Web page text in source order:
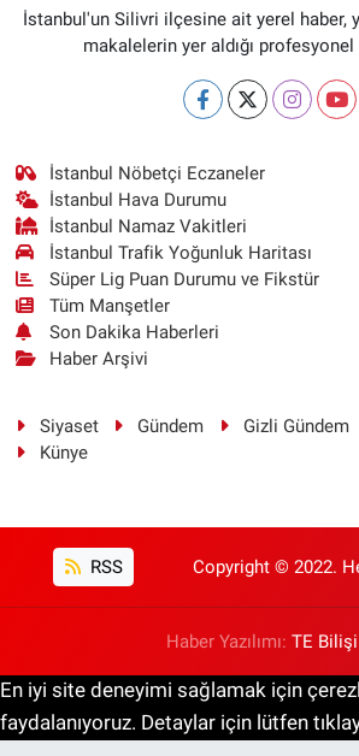
İstanbul'un Silivri ilçesine ait yerel haber,
makalelerin yer aldığı
İstanbul Nöbetçi Eczaneler
İstanbul Hava Durumu
İstanbul Namaz Vakitleri
İstanbul Trafik Yoğunluk Haritası
Süper Lig Puan Durumu ve Fikstür
Tüm Manşetler
Son Dakika Haberleri
Haber Arşivi
Siyaset Gündem Gizli Gündem
Künye
RSS Copyright © 2022.
Haber Yazılımı: TE
En iyi site deneyimi sağlamak için
faydalanıyoruz. Detaylar için lütfen